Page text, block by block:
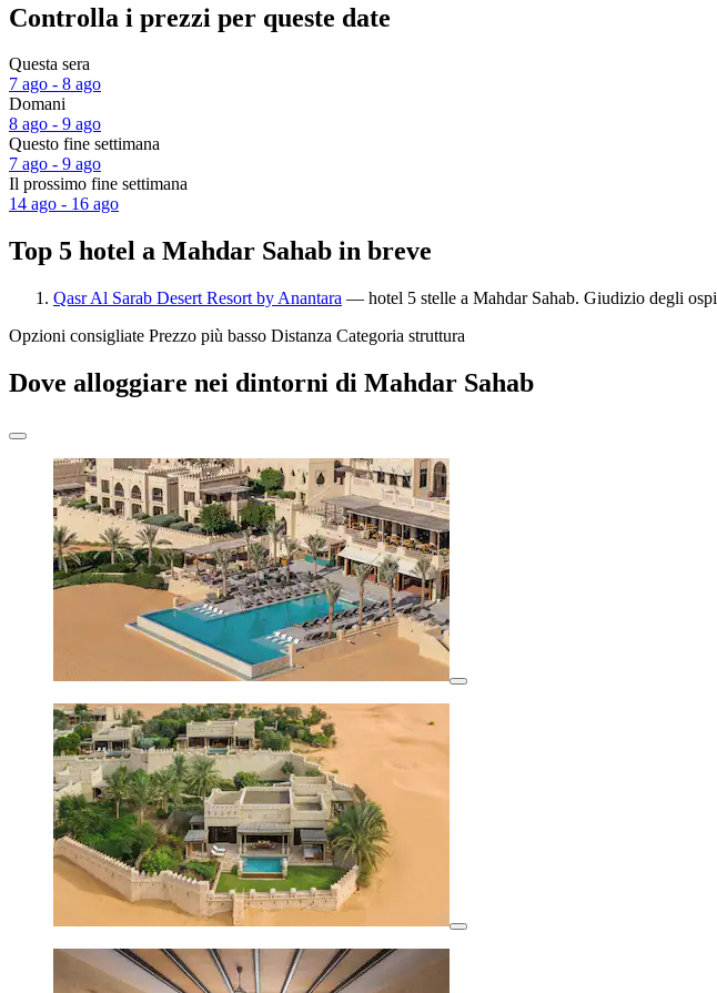
Controlla i prezzi per queste date
Questa sera
7 ago - 8 ago
Domani
8 ago - 9 ago
Questo fine settimana
7 ago - 9 ago
Il prossimo fine settimana
14 ago - 16 ago
Top 5 hotel a Mahdar Sahab in breve
Qasr Al Sarab Desert Resort by Anantara — hotel 5 stelle a Mahdar Sahab. Giudizio degli
Opzioni consigliate Prezzo più basso Distanza Categoria struttura
Dove alloggiare nei dintorni di Mahdar Sahab